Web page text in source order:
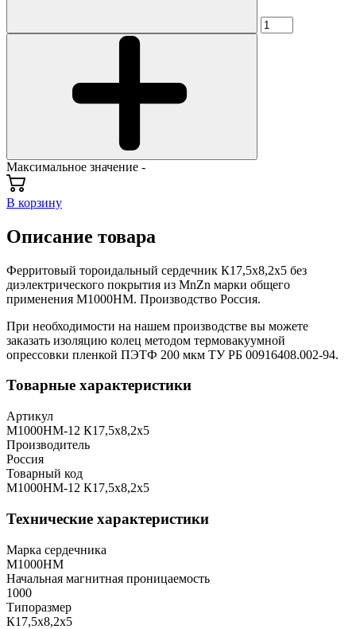
Максимальное значение -
В корзину
Описание товара
Ферритовый тороидальный сердечник К17,5х8,2х5 без
диэлектрического покрытия из MnZn марки общего
применения М1000НМ. Производство Россия.
При необходимости на нашем производстве вы можете
заказать изоляцию колец методом термовакуумной
опрессовки пленкой ПЭТФ 200 мкм ТУ РБ 00916408.002-94.
Товарные характеристики
Артикул
М1000НМ-12 К17,5х8,2х5
Производитель
Россия
Товарный код
М1000НМ-12 К17,5х8,2х5
Технические характеристики
Марка сердечника
М1000НМ
Начальная магнитная проницаемость
1000
Типоразмер
К17,5х8,2х5